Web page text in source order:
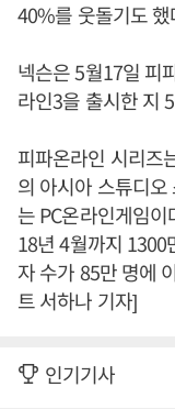
40%를 웃돌기도
넥슨은 5월17일 피
라인3을 출시한 지
피파온라인 시리즈
의 아시아 스튜디
는 PC온라인게임
18년 4월까지 1300
자 수가 85만 명에
트 서하나 기자]
인기기사